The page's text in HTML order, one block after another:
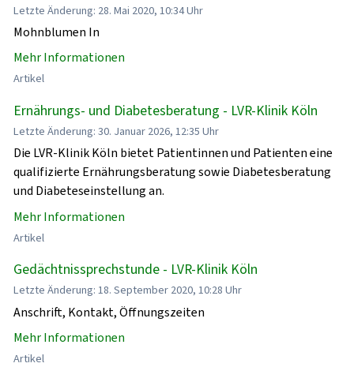
Letzte Änderung: 28. Mai 2020, 10:34 Uhr
Mohnblumen In
Mehr Informationen
Artikel
Ernährungs- und Diabetesberatung - LVR-Klinik Köln
Letzte Änderung: 30. Januar 2026, 12:35 Uhr
Die LVR-Klinik Köln bietet Patientinnen und Patienten eine
qualifizierte Ernährungsberatung sowie Diabetesberatung
und Diabeteseinstellung an.
Mehr Informationen
Artikel
Gedächtnissprechstunde - LVR-Klinik Köln
Letzte Änderung: 18. September 2020, 10:28 Uhr
Anschrift, Kontakt, Öffnungszeiten
Mehr Informationen
Artikel